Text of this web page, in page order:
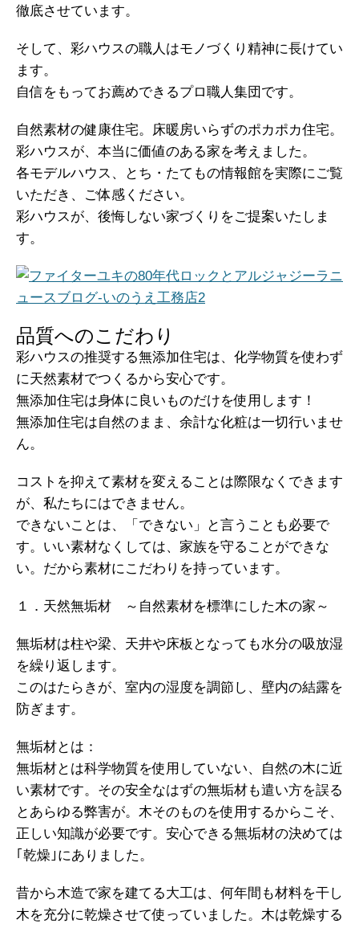
徹底させています。
そして、彩ハウスの職人はモノづくり精神に長けてい
ます。
自信をもってお薦めできるプロ職人集団です。
自然素材の健康住宅。床暖房いらずのポカポカ住宅。
彩ハウスが、本当に価値のある家を考えました。
各モデルハウス、とち・たてもの情報館を実際にご覧
いただき、ご体感ください。
彩ハウスが、後悔しない家づくりをご提案いたしま
す。
品質へのこだわり
彩ハウスの推奨する無添加住宅は、化学物質を使わず
に天然素材でつくるから安心です。
無添加住宅は身体に良いものだけを使用します！
無添加住宅は自然のまま、余計な化粧は一切行いませ
ん。
コストを抑えて素材を変えることは際限なくできます
が、私たちにはできません。
できないことは、「できない」と言うことも必要で
す。いい素材なくしては、家族を守ることができな
い。だから素材にこだわりを持っています。
１．天然無垢材 ～自然素材を標準にした木の家～
無垢材は柱や梁、天井や床板となっても水分の吸放湿
を繰り返します。
このはたらきが、室内の湿度を調節し、壁内の結露を
防ぎます。
無垢材とは：
無垢材とは科学物質を使用していない、自然の木に近
い素材です。その安全なはずの無垢材も遣い方を誤る
とあらゆる弊害が。木そのものを使用するからこそ、
正しい知識が必要です。安心できる無垢材の決めては
｢乾燥｣にありました。
昔から木造で家を建てる大工は、何年間も材料を干し
木を充分に乾燥させて使っていました。木は乾燥する